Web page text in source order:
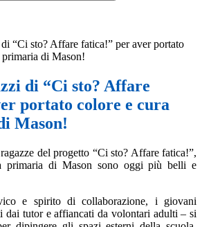
“Ci sto? Affare fatica!” per aver portato
di Mason!
di “Ci sto? Affare
portato colore e cura
Mason!
del progetto “Ci sto? Affare fatica!”,
primaria di Mason sono oggi più belli e
e spirito di collaborazione, i giovani
dai tutor e affiancati da volontari adulti – si